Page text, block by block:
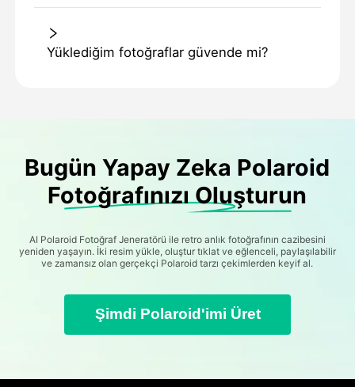
Yüklediğim fotoğraflar güvende mi?
Bugün Yapay Zeka Polaroid
Fotoğrafınızı Oluşturun
AI Polaroid Fotoğraf Jeneratörü ile retro anlık fotoğrafının cazibesini
yeniden yaşayın. İki resim yükle, oluştur tıklat ve eğlenceli, paylaşılabilir
ve zamansız olan gerçekçi Polaroid tarzı çekimlerden keyif al.
Şimdi Polaroid'imi Üret